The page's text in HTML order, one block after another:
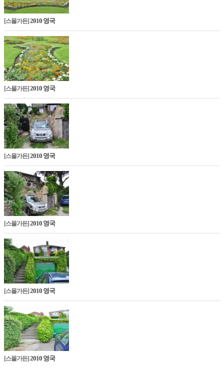
[스몰가든] 2010 영국
[스몰가든] 2010 영국
[스몰가든] 2010 영국
[스몰가든] 2010 영국
[스몰가든] 2010 영국
[스몰가든] 2010 영국